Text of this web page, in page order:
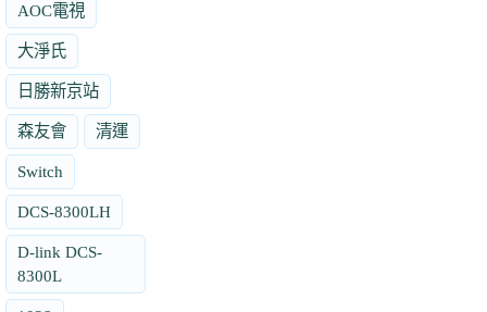
AOC電視
大淨氏
日勝新京站
森友會 清運
Switch
DCS-8300LH
D-link DCS-
8300L